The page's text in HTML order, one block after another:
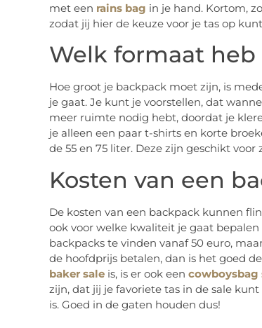
met een rains bag in je hand. Kortom,
zodat jij hier de keuze voor je tas op
Welk formaat heb
Hoe groot je backpack moet zijn, is
je gaat. Je kunt je voorstellen, dat
meer ruimte nodig hebt, doordat je
je alleen een paar t-shirts en korte
de 55 en 75 liter. Deze zijn geschikt
Kosten van een
De kosten van een backpack kunnen
ook voor welke kwaliteit je gaat
backpacks te vinden vanaf 50 euro,
de hoofdprijs betalen, dan is het goed
baker saleis, is er ook een cowboysbag
zijn, dat jij je favoriete tas in de sale
is. Goed in de gaten houden dus!